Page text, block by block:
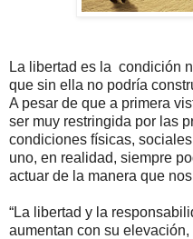
La libertad es la condición
que sin ella no podría
A pesar de que a primera
ser muy restringida por las
condiciones físicas,
uno, en realidad, siempre
actuar de la manera que
“La libertad y la
aumentan con su